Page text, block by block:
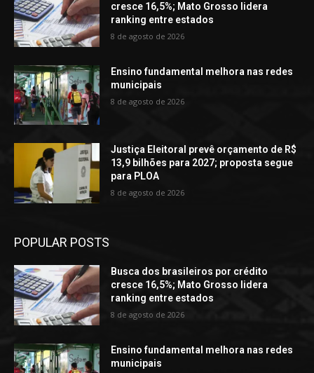
cresce 16,5%; Mato Grosso lidera
ranking entre estados
8 de agosto de 2026
Ensino fundamental melhora nas redes
municipais
8 de agosto de 2026
Justiça Eleitoral prevê orçamento de R$
13,9 bilhões para 2027; proposta segue
para PLOA
8 de agosto de 2026
POPULAR POSTS
Busca dos brasileiros por crédito
cresce 16,5%; Mato Grosso lidera
ranking entre estados
8 de agosto de 2026
Ensino fundamental melhora nas redes
municipais